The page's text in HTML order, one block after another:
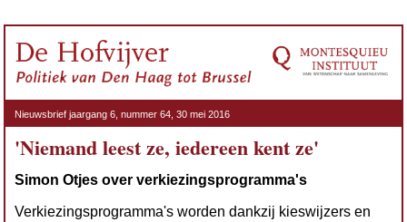
Nieuwsbrief jaargang 6, nummer 64, 30 mei 2016
'Niemand leest ze, iedereen kent ze'
Simon Otjes over verkiezingsprogramma's
Verkiezingsprogramma's worden dankzij kieswijzers en